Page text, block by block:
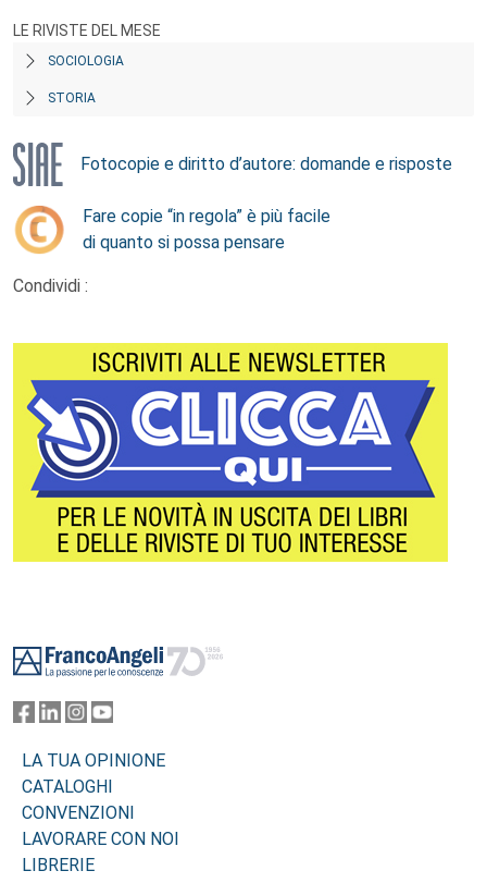
LE RIVISTE DEL MESE
SOCIOLOGIA
STORIA
Fotocopie e diritto d’autore: domande e risposte
Fare copie “in regola” è più facile
di quanto si possa pensare
Condividi :
LA TUA OPINIONE
CATALOGHI
CONVENZIONI
LAVORARE CON NOI
LIBRERIE